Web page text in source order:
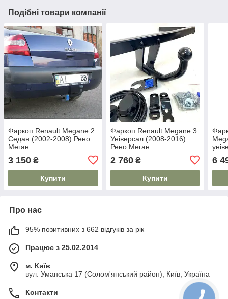
Подібні товари компанії
Фаркоп Renault Megane 2
Седан (2002-2008) Рено
Меган
3 150 ₴
Купити
Фаркоп Renault Megane 3
Універсал (2008-2016)
Рено Меган
2 760₴
Купити
6
Про нас
95% позитивних з 662 відгуків за рік
Працює з 25.02.2014
м. Київ
вул. Уманська 17 (Солом'янський район), Київ, Україна
Контакти